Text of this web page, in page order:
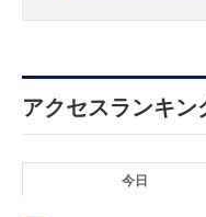
アクセスランキン
今日